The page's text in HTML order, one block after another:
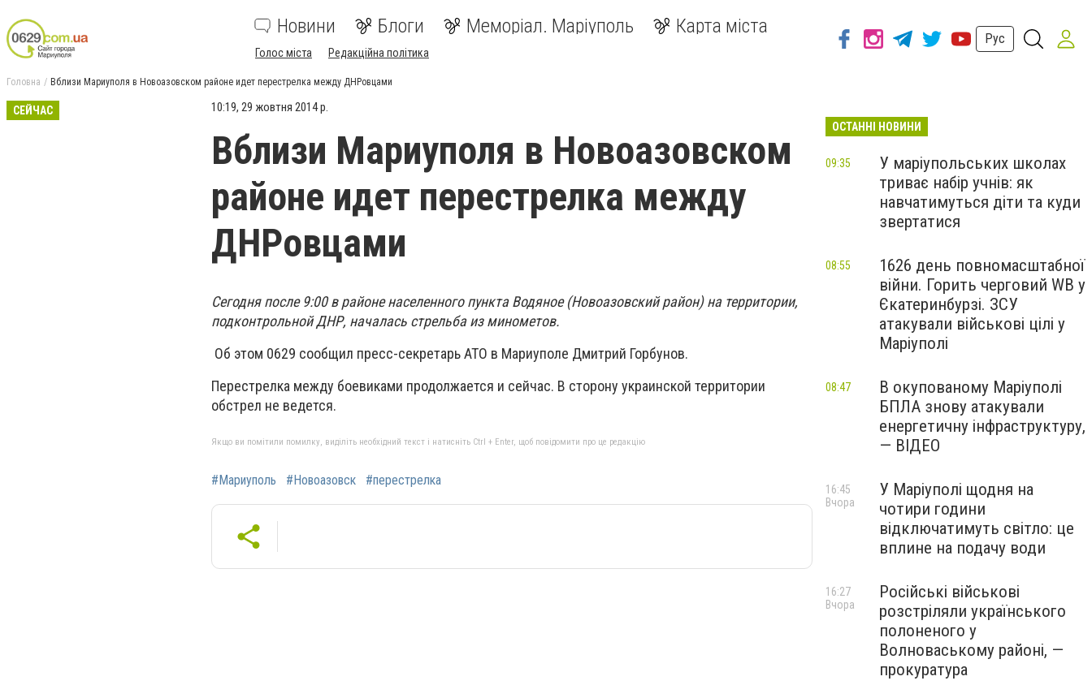
Новини Блоги Меморіал. Маріуполь Карта міста
Голос міста Редакційна політика
Рус
Головна Вблизи Мариуполя в Новоазовском районе идет перестрелка между ДНРовцами
СЕЙЧАС 10:19, 29 жовтня 2014 р.
Вблизи Мариуполя в Новоазовском
районе идет перестрелка между
ДНРовцами
Сегодня после 9:00 в районе населенного пункта Водяное (Новоазовский район) на территории,
подконтрольной ДНР, началась стрельба из минометов.
Об этом 0629 сообщил пресс-секретарь АТО в Мариуполе Дмитрий Горбунов.
Перестрелка между боевиками продолжается и сейчас. В сторону украинской территории
обстрел не ведется.
Якщо ви помітили помилку, виділіть необхідний текст і натисніть Ctrl + Enter, щоб повідомити про це редакцію
#Мариуполь #Новоазовск #перестрелка
ОСТАННІ НОВИНИ
У маріупольських школах
триває набір учнів: як
навчатимуться діти та куди
звертатися
09:35
1626 день повномасштабної
війни. Горить черговий WB у
Єкатеринбурзі. ЗСУ
атакували військові цілі у
Маріуполі
08:55
В окупованому Маріуполі
БПЛА знову атакували
енергетичну інфраструктуру,
— ВІДЕО
08:47
У Маріуполі щодня на
чотири години
відключатимуть світло: це
вплине на подачу води
16:45
Вчора
Російські військові
розстріляли українського
полоненого у
Волноваському районі, —
прокуратура
16:27
Вчора